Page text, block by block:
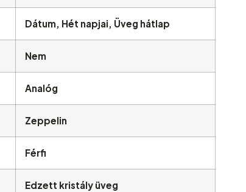
Dátum, Hét napjai, Üveg hátlap
Nem
Analóg
Zeppelin
Férfi
Edzett kristály üveg